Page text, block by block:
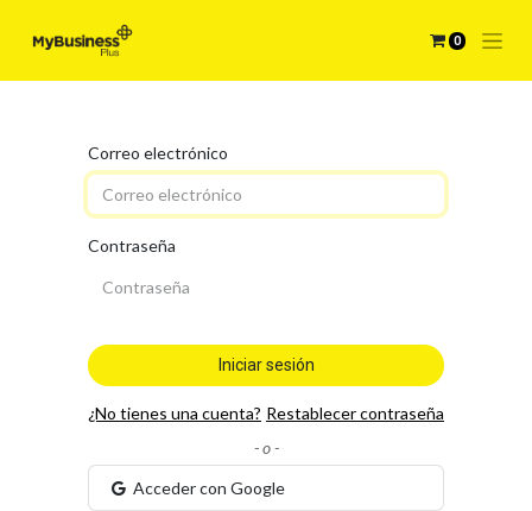
0
Correo electrónico
Contraseña
Iniciar sesión
¿No tienes una cuenta? Restablecer contraseña
- o -
Acceder con Google